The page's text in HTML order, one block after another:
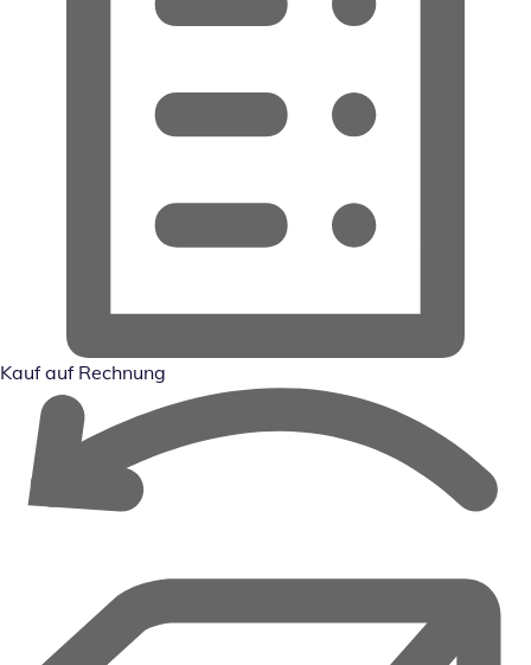
Kauf auf Rechnung